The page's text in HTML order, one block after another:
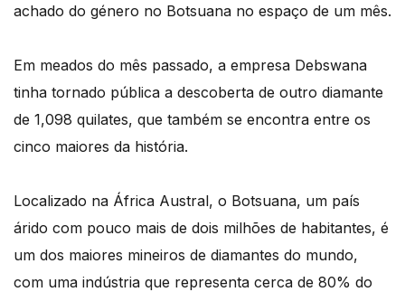
achado do género no Botsuana no espaço de um mês.
Em meados do mês passado, a empresa Debswana
tinha tornado pública a descoberta de outro diamante
de 1,098 quilates, que também se encontra entre os
cinco maiores da história.
Localizado na África Austral, o Botsuana, um país
árido com pouco mais de dois milhões de habitantes, é
um dos maiores mineiros de diamantes do mundo,
com uma indústria que representa cerca de 80% do